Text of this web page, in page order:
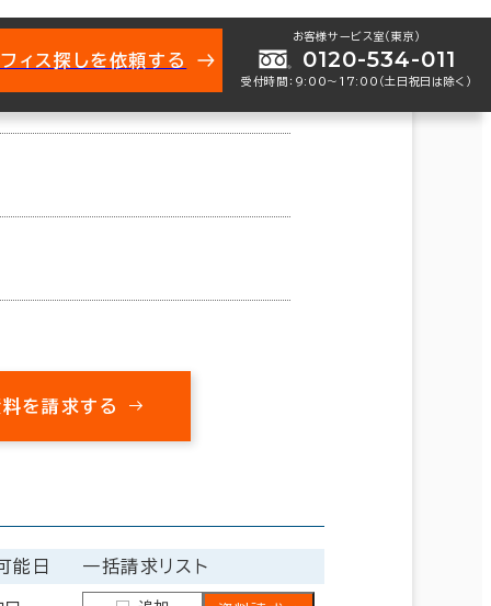
を請求する
能日 一括請求リスト
ィス探しを依頼する
お客様サービス室（東京）
0120-534-011
受付時間：9:00〜17:00（土日祝日は除く）